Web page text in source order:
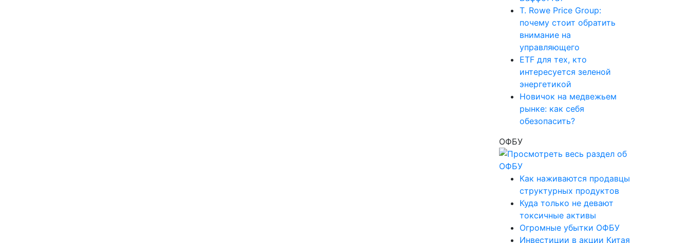
T. Rowe Price Group:
почему стоит обратить
внимание на
управляющего
ETF для тех, кто
интересуется зеленой
энергетикой
Новичок на медвежьем
рынке: как себя
обезопасить?
ОФБУ
Как наживаются продавцы
структурных продуктов
Куда только не девают
токсичные активы
Огромные убытки ОФБУ
Инвестиции в акции Китая